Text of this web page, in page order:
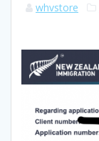
whvstore